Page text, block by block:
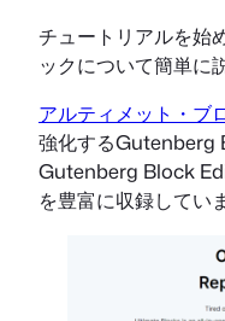
チュートリアルを始
ックについて簡単に
アルティメット・ブ
強化するGutenberg
Gutenberg Block
を豊富に収録してい